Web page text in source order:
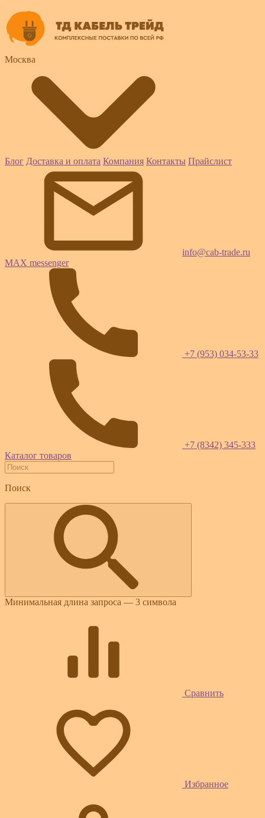
Москва
Блог Доставка и оплата Компания Контакты Прайслист
info@cab-trade.ru
MAX messenger
+7 (953) 034-53-33
+7 (8342) 345-333
Каталог товаров
Поиск
Минимальная длина запроса — 3 символа
Сравнить
Избранное